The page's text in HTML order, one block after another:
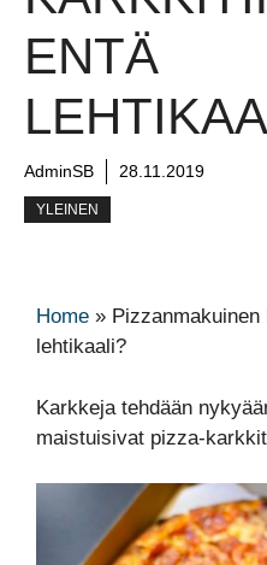
ENTÄ
AdminSB 28.11.2019
YLEINEN
Home »
lehtikaali?
Karkkeja tehdään
maistuisivat pizza-